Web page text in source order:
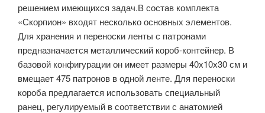
решением имеющихся задач.В состав комплекта
«Скорпион» входят несколько основных элементов.
Для хранения и переноски ленты с патронами
предназначается металлический короб-контейнер. В
базовой конфигурации он имеет размеры 40х10х30 см и
вмещает 475 патронов в одной ленте. Для переноски
короба предлагается использовать специальный
ранец, регулируемый в соответствии с анатомией